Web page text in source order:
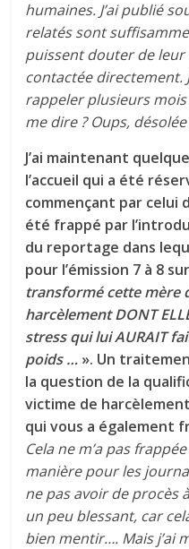
humaines. J’ai publié
relatés sont
puissent douter de leur
contactée directement.
rappeler plusieurs
me dire ? Oups, désolée
J’ai maintenant
l’accueil qui a été
commençant par celui
été frappé par
du reportage dans
pour l’émission 7 à 8
transformé cette mère
harcèlement DONT
stress qui lui AURAIT
poids … ». Un
la question de la
victime de
qui vous a également
Cela ne m’a pas
manière pour les
ne pas avoir de procès
un peu blessant, car
bien mentir…. Mais j’ai